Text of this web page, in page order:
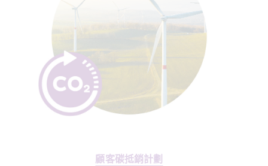
顧客碳抵銷計劃